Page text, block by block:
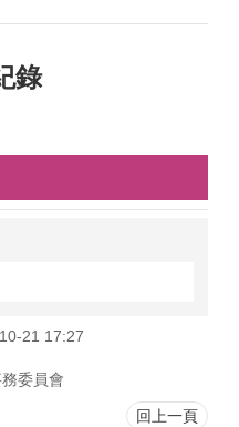
錄
21 17:27
委員會
回上一頁